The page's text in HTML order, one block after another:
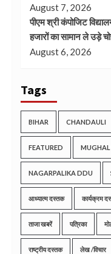
August 7, 2026
पीएम श्री कंपोजिट
हजारों का सामान ले उड़े
August 6, 2026
Tags
BIHAR CHANDAULI
FEATURED MUGHAL
NAGARPALIKA DDU
आध्यात्म दस्तक कार्यक्रम
ताजा खबरें पत्रिका
राष्ट्रीय दस्तक लेख /विचार